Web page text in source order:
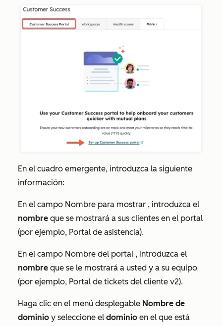
En el cuadro emergente, introduzca la siguiente
información:
En el campo Nombre para mostrar , introduzca el
nombre que se mostrará a sus clientes en el portal
(por ejemplo, Portal de asistencia).
En el campo Nombre del portal , introduzca el
nombre que se le mostrará a usted y a su equipo
(por ejemplo, Portal de tickets del cliente v2).
Haga clic en el menú desplegable Nombre de
dominio y seleccione el dominio en el que está